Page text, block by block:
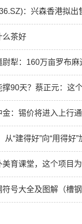
么茶好
犁：160万亩罗布麻
撑90天？蔡正元：这
金：锡价将进入上行
“建得好”向“用得好”
育课堂，这个项目
号大全及图解（槽钢